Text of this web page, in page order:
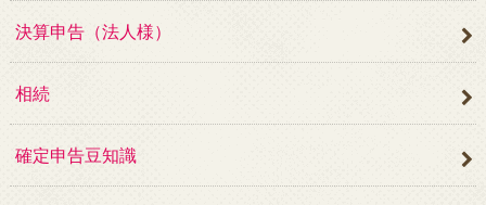
決算申告（法人様）
相続
確定申告豆知識